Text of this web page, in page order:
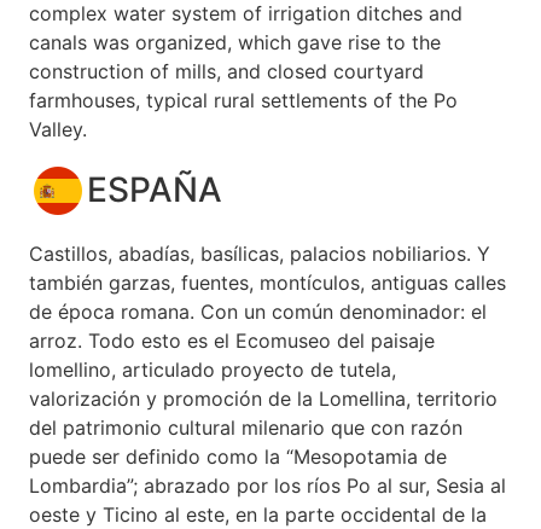
complex water system of irrigation ditches and
canals was organized, which gave rise to the
construction of mills, and closed courtyard
farmhouses, typical rural settlements of the Po
Valley.
ESPAÑA
Castillos, abadías, basílicas, palacios nobiliarios. Y
también garzas, fuentes, montículos, antiguas calles
de época romana. Con un común denominador: el
arroz. Todo esto es el Ecomuseo del paisaje
lomellino, articulado proyecto de tutela,
valorización y promoción de la Lomellina, territorio
del patrimonio cultural milenario que con razón
puede ser definido como la “Mesopotamia de
Lombardia”; abrazado por los ríos Po al sur, Sesia al
oeste y Ticino al este, en la parte occidental de la